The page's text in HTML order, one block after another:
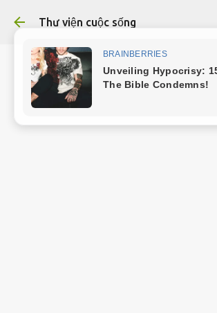
Chuyển đến nội dung chính
Thư viện cuộc sống